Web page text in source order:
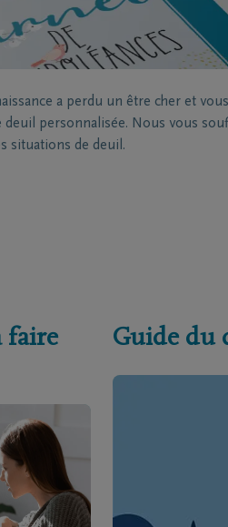
a perdu un être cher et
deuil personnalisée. Nous vous
situations de deuil.
faire
Guide du